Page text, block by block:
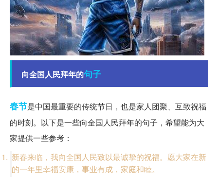
向全国人民拜年的句子
春节是中国最重要的传统节日，也是家人团聚、互致祝福
的时刻。以下是一些向全国人民拜年的句子，希望能为大
家提供一些参考：
新春来临，我向全国人民致以最诚挚的祝福。愿大家在新
的一年里幸福安康，事业有成，家庭和睦。